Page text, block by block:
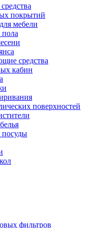
покрытий
мебели
средства
кабин
поверхностей
посуды
фильтров